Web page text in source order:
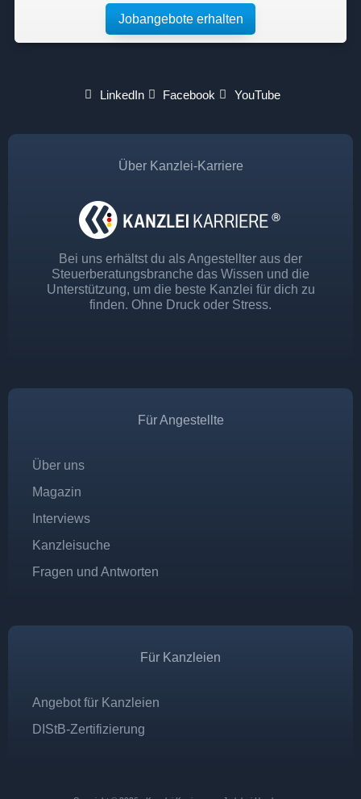
Jobangebote erhalten
LinkedIn Facebook YouTube
Über Kanzlei-Karriere
Bei uns erhältst du als Angestellter aus der
Steuerberatungsbranche das Wissen und die
Unterstützung, um die beste Kanzlei für dich zu
finden. Ohne Druck oder Stress.
Für Angestellte
Über uns
Magazin
Interviews
Kanzleisuche
Fragen und Antworten
Für Kanzleien
Angebot für Kanzleien
DIStB-Zertifizierung